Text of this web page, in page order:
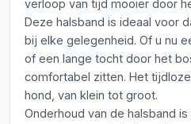
verloop van tijd mooier door
Deze halsband is ideaal voor
bij elke gelegenheid. Of u nu
of een lange tocht door het
comfortabel zitten. Het
hond, van klein tot groot.
Onderhoud van de halsband